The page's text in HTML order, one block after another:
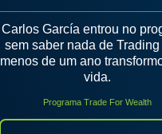
Carlos García entrou no
sem saber nada de Trading
menos de um ano
vida.
Programa Trade For Wealth